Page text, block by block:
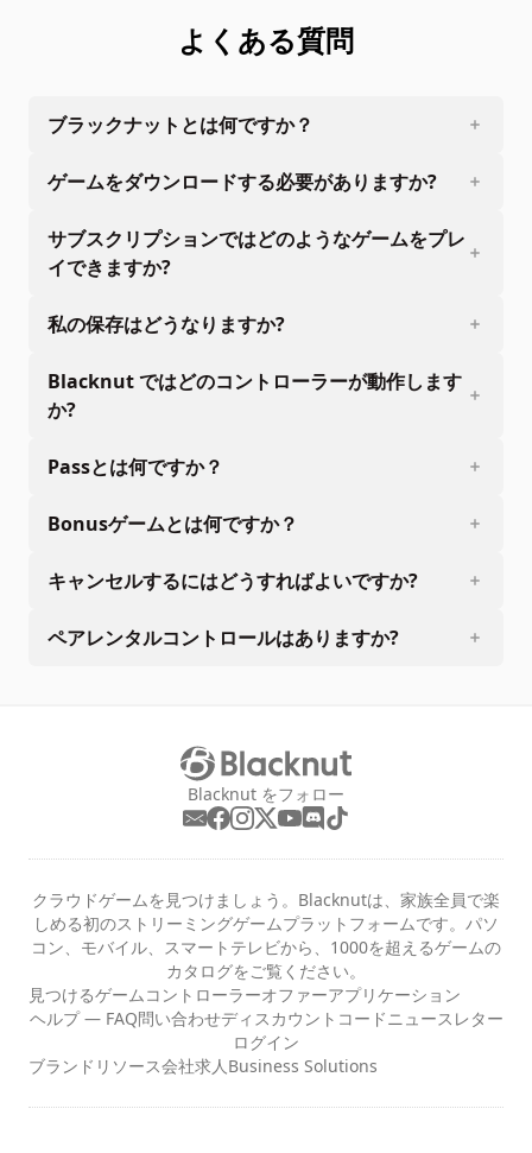
よくある質問
ブラックナットとは何ですか？
ゲームをダウンロードする必要がありますか?
サブスクリプションではどのようなゲームをプレ
イできますか?
私の保存はどうなりますか?
Blacknut ではどのコントローラーが動作します
か?
Passとは何ですか？
Bonusゲームとは何ですか？
キャンセルするにはどうすればよいですか?
ペアレンタルコントロールはありますか?
Blacknut をフォロー
クラウドゲームを見つけましょう。Blacknutは、家族全員で楽
しめる初のストリーミングゲームプラットフォームです。パソ
コン、モバイル、スマートテレビから、1000を超えるゲームの
カタログをご覧ください。
見つけるゲーム コントローラーオファーアプリケーション
ヘルプ — FAQ問い合わせディスカウントコード ニュースレター
ログイン
ブランドリソース会社求人 Business Solutions